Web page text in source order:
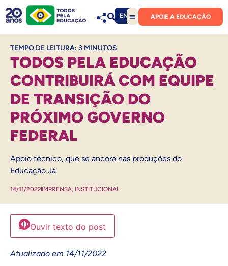
EN APOIE A EDUCAÇÃO
TEMPO DE LEITURA: 3 MINUTOS
TODOS PELA EDUCAÇÃO
CONTRIBUIRÁ COM EQUIPE
DE TRANSIÇÃO DO
PRÓXIMO GOVERNO
FEDERAL
Apoio técnico, que se ancora nas produções do
Educação Já
14/11/2022 IMPRENSA, INSTITUCIONAL
Ouvir texto do post
Atualizado em 14/11/2022